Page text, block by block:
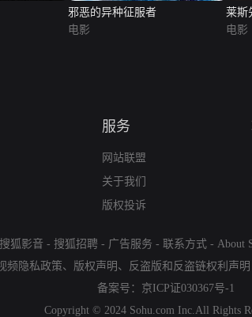
邪恶的异种征服者
电影
莱斯
电影
服务
网站联盟
关于我们
版权投诉
搜狐影音 - 搜狐招聘 - 广告服务 - 联系方式 - About
频隐私政策、 版权声明 、 反盗版和反盗链权利声明
备案号： 京ICP证030367号-1
Copyright © 2024 Sohu.com Inc.All Rights